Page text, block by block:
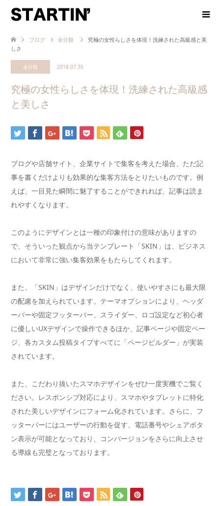
ブログ 未分類
究極の女性らしさを体現！洗練された高級感と美
しさ
未分類 2018.07.30
究極の女性らしさを体現！洗練された高級感
と美しさ
ブログや店舗サイト、企業サイトで集客を考えた場合、ただ記
事を書くだけよりも効果的な集客方法をとりたいものです。例
えば、一目見た瞬間に魅了することができれれば、記事は読ま
れやすくなります。
このようにデザインとは一種の印象付けの意味がありますの
で、そういった観点から当テンプレート「SKIN」は、ビジネス
において非常に強い集客効果をもたらしてくれます。
また、「SKIN」はデザインだけでなく、使いやすさにも最大限
の配慮を加えられています。テーマオプションにより、ヘッダ
ーバーや固定フッターバー、スライダー、ロゴ設定など初心者
に優しいUXデザインで操作できるほか、記事ページや固定ペー
ジ、各カスタム投稿タイプすべてに「ページビルダー」が実装
されています。
また、こだわり抜いたスマホデザインをぜひ一度実機でご覧く
ださい。レスポンシブ対応により、スマホやタブレットに特化
された美しいデザインにフォーム化されています。さらに、フ
ッターバーにはユーザーの行動を促す、電話番号やシェアボタ
ン表示が可能となっており、コンバージョンをさらに向上させ
る導線も完璧となっております。